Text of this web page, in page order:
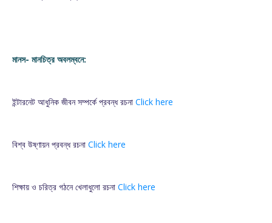
মানস- মানচিত্র অবলম্বনে:
ইন্টারনেট আধুনিক জীবন সম্পর্কে প্রবন্ধ রচনা Click here
বিশ্ব উষ্ণায়ন প্রবন্ধ রচনা Click here
শিক্ষায় ও চরিত্র গঠনে খেলাধুলো রচনা Click here